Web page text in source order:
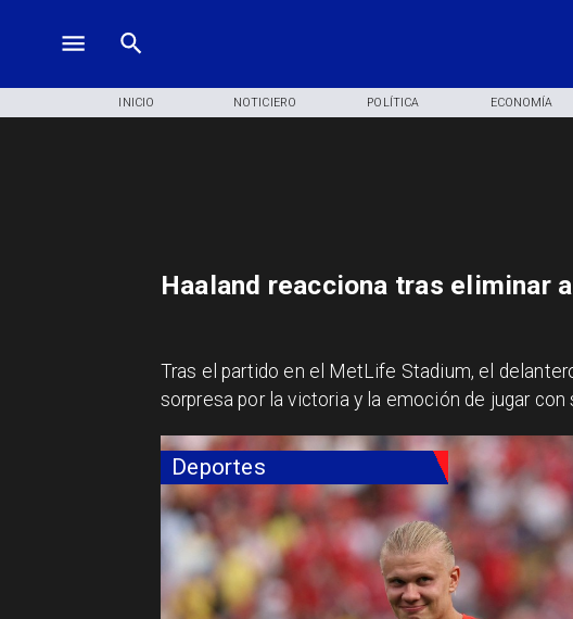
INICIO NOTICIERO POLÍTICA ECONOMÍA
Deportes
Haaland reacciona tras eliminar
Tras el partido en el MetLife Stadium, el
sorpresa por la victoria y la emoción de jugar con